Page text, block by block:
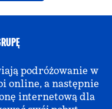
podróżowanie w
online, a następnie
internetową dla